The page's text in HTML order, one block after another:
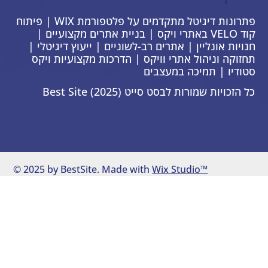
פתרונות דיגיטל מתקדמים על פלטפורמת WIX | פיתוח
קוד VELO באתרי ויקס | בניית אתרים מקצועיים |
חנויות אונליין | אתרים רב-לשוניים | ייעוץ דיגיטלי |
תחזוקה וניהול אתרי וויקס | הדרכות מקצועיות ויקס
סטודיו | תמיכה במעצבים
כל הזכויות שמורות לבסט סייט Best Site (2025)
© 2025 by BestSite. Made withWix Studio™